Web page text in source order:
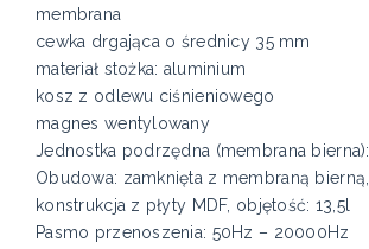
membrana
cewka drgająca o średnicy 35 mm
materiał stożka: aluminium
kosz z odlewu ciśnieniowego
magnes wentylowany
Jednostka podrzędna (membrana
Obudowa: zamknięta z membraną bierną,
konstrukcja z płyty MDF, objętość: 13,5l
Pasmo przenoszenia: 50Hz – 20000Hz